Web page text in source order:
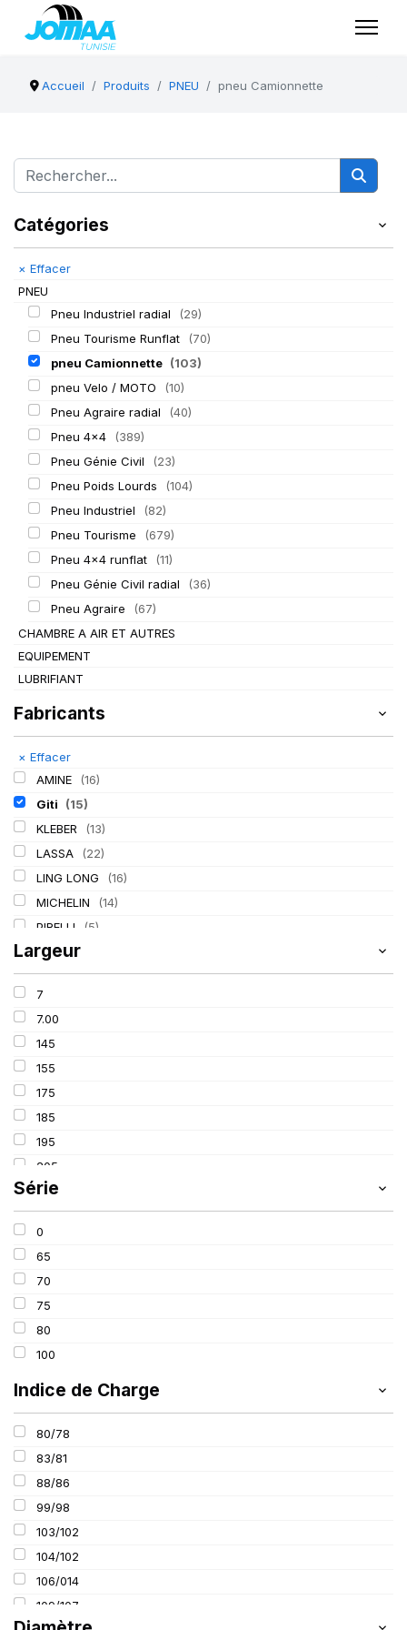
Accueil Produits PNEU pneu Camionnette
Catégories
× Effacer
PNEU
Pneu Industriel radial
(29)
Pneu Tourisme Runflat
(70)
pneu Camionnette (103)
pneu Velo / MOTO
(10)
Pneu Agraire radial
(40)
Pneu 4x4
(389)
Pneu Génie Civil
(23)
Pneu Poids Lourds
(104)
Pneu Industriel
(82)
Pneu Tourisme
(679)
Pneu 4x4 runflat
(11)
Pneu Génie Civil radial
(36)
Pneu Agraire
(67)
CHAMBRE A AIR ET AUTRES
EQUIPEMENT
LUBRIFIANT
Fabricants
× Effacer
AMINE
(16)
Giti
(15)
KLEBER
(13)
LASSA
(22)
LING LONG
(16)
MICHELIN
(14)
PIRELLI
(5)
TIGAR (2)
Largeur
7
7.00
145
155
175
185
195
205
215
Série
0
65
70
75
80
100
Indice de Charge
80/78
83/81
88/86
99/98
103/102
104/102
106/014
109/107